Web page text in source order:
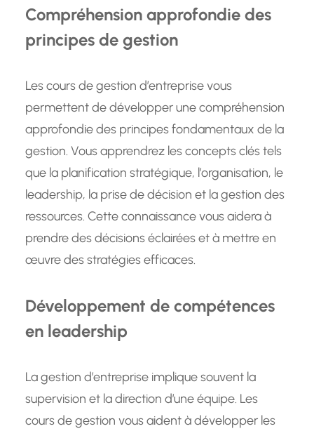
Compréhension approfondie des
principes de gestion
Les cours de gestion d’entreprise vous
permettent de développer une compréhension
approfondie des principes fondamentaux de la
gestion. Vous apprendrez les concepts clés tels
que la planification stratégique, l’organisation, le
leadership, la prise de décision et la gestion des
ressources. Cette connaissance vous aidera à
prendre des décisions éclairées et à mettre en
œuvre des stratégies efficaces.
Développement de compétences
en leadership
La gestion d’entreprise implique souvent la
supervision et la direction d’une équipe. Les
cours de gestion vous aident à développer les